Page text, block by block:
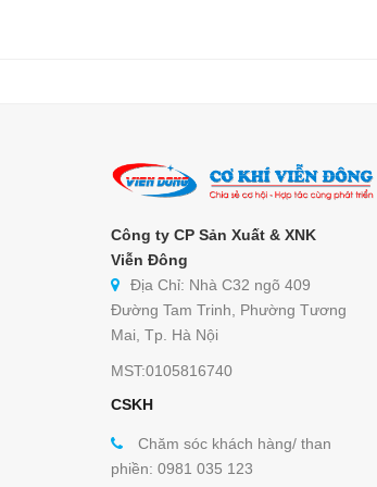
Công ty CP Sản Xuất & XNK
Viễn Đông
Địa Chỉ: Nhà C32 ngõ 409
Đường Tam Trinh, Phường Tương
Mai, Tp. Hà Nội
MST:0105816740
CSKH
Chăm sóc khách hàng/ than
phiền: 0981 035 123